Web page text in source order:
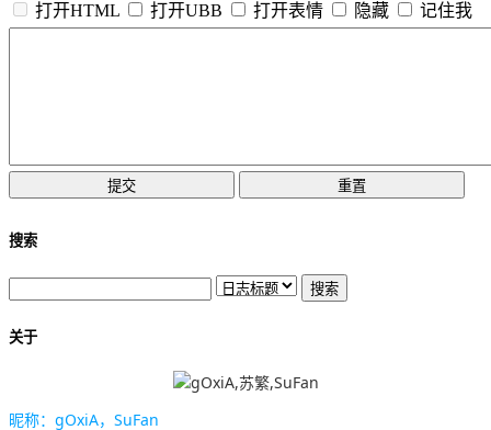
打开HTML
打开UBB 打开表情 隐藏 记住我
搜索
关于
昵称：gOxiA，SuFan